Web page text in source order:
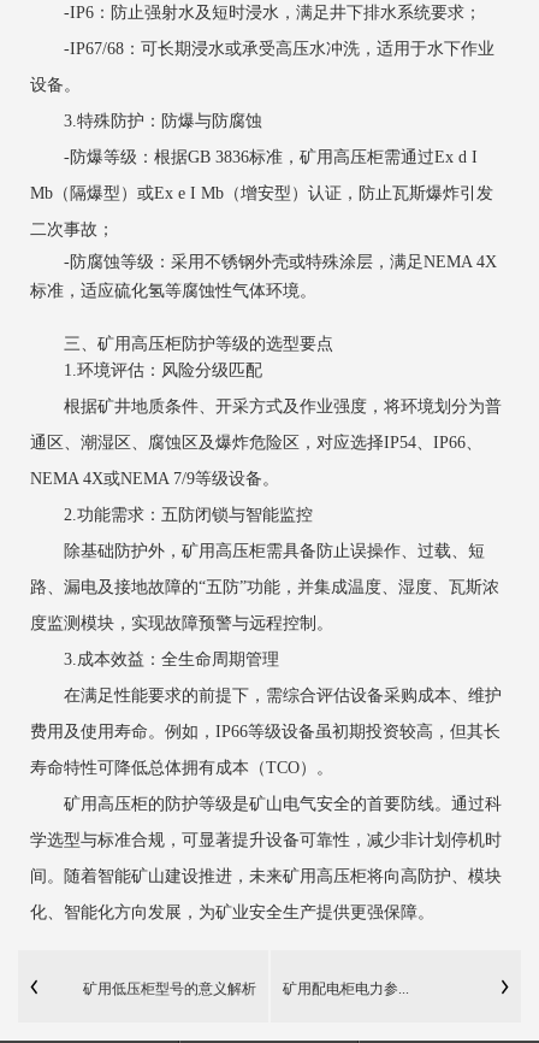
‌-IP6‌：防止强射水及短时浸水，满足井下排水系统要求；
‌-IP67/68‌：可长期浸水或承受高压水冲洗，适用于水下作业
设备。
3.特殊防护：防爆与防腐蚀
‌-防爆等级‌：根据GB 3836标准，矿用高压柜需通过Ex d I
Mb（隔爆型）或Ex e I Mb（增安型）认证，防止瓦斯爆炸引发
二次事故；
‌-防腐蚀等级‌：采用不锈钢外壳或特殊涂层，满足NEMA 4X
标准，适应硫化氢等腐蚀性气体环境。
三、矿用高压柜防护等级的选型要点
1.环境评估：风险分级匹配
根据矿井地质条件、开采方式及作业强度，将环境划分为普
通区、潮湿区、腐蚀区及爆炸危险区，对应选择IP54、IP66、
NEMA 4X或NEMA 7/9等级设备。
2.功能需求：五防闭锁与智能监控
除基础防护外，矿用高压柜需具备‌防止误操作、过载、短
路、漏电及接地故障‌的“五防”功能，并集成温度、湿度、瓦斯浓
度监测模块，实现故障预警与远程控制。
3.成本效益：全生命周期管理
在满足性能要求的前提下，需综合评估设备采购成本、维护
费用及使用寿命。例如，IP66等级设备虽初期投资较高，但其长
寿命特性可降低总体拥有成本（TCO）。
矿用高压柜的防护等级是矿山电气安全的首要防线。通过科
学选型与标准合规，可显著提升设备可靠性，减少非计划停机时
间。随着智能矿山建设推进，未来矿用高压柜将向‌高防护、模块
化、智能化‌方向发展，为矿业安全生产提供更强保障。
矿用低压柜型号的意义解析 矿用配电柜电力参...